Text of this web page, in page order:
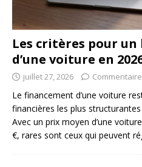
Les critères pour
d’une voiture en
juillet 27, 2026
Le financement d’une voiture
financières les plus
Avec un prix moyen d’une
€, rares sont ceux qui peuvent